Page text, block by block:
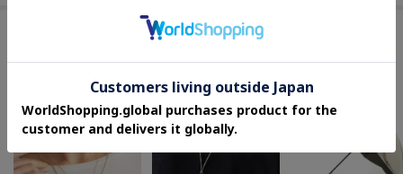
セールアイテムからのおすすめ